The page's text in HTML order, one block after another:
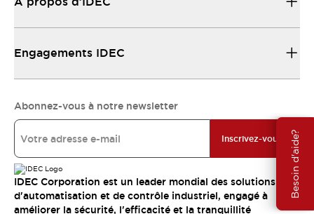
Besoin d'aide?
Engagements IDEC
Abonnez-vous à notre newsletter
Inscrivez-vous
IDEC Corporation est un leader mondial des solutions
d'automatisation et de contrôle industriel, engagé à
améliorer la sécurité, l'efficacité et la tranquillité